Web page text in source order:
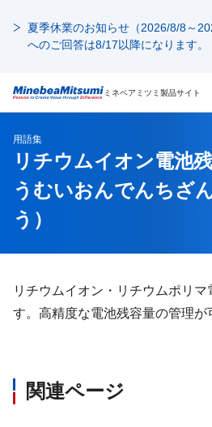
夏季休業のお知らせ（2026/8/8～
へのご回答は8/17以降になります。
ミネベアミツミ製品サイト
用語集
リチウムイオン電池
うむいおんでんちざ
う）
リチウムイオン・リチウムポリ
す。高精度な電池残容量の管理が
関連ページ